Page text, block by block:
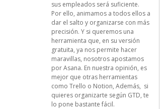
sus empleados será suficiente.
Por ello, animamos a todos ellos a
dar el salto y organizarse con más
precisión. Y si queremos una
herramienta que, en su versión
gratuita, ya nos permite hacer
maravillas, nosotros apostamos
por Asana. En nuestra opinión, es
mejor que otras herramientas
como Trello o Notion, Además, si
quieres organizarte según GTD, te
lo pone bastante fácil.